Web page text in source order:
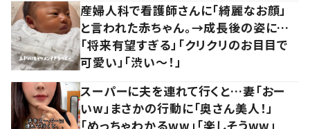
産婦人科で看護師さんに「綺麗なお顔」
と言われた赤ちゃん。→成長後の姿に…
「将来有望すぎる」「クリクリのお目目で
可愛い」「渋い～！」
スーパーに夫を連れて行くと…妻「おー
いw」まさかの行動に「奥さん美人！」
「めっちゃわかるww」「楽しそうww」